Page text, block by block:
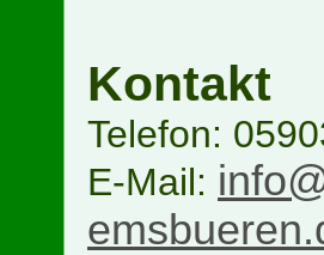
Kontakt
Telefon:
E-Mail: